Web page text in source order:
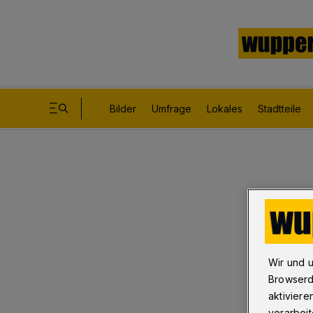
Bilder Umfrage Lokales Stadtteile
Wir und